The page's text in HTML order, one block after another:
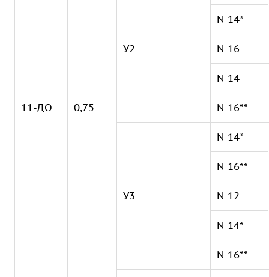
11-ДО 0,75
У2
N 14*
N 16
N 14
N 16**
У3
N 14*
N 16**
N 12
N 14*
N 16**